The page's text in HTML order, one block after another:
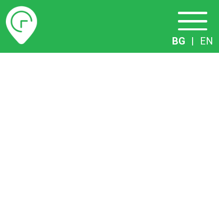
Разписание
BG | EN